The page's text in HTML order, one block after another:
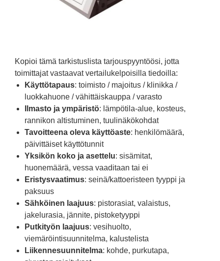
Kopioi tämä tarkistuslista tarjouspyyntöösi, jotta
toimittajat vastaavat vertailukelpoisilla tiedoilla:
Käyttötapaus: toimisto / majoitus / klinikka /
luokkahuone / vähittäiskauppa / varasto
Ilmasto ja ympäristö: lämpötila-alue, kosteus,
rannikon altistuminen, tuulinäkökohdat
Tavoitteena oleva käyttöaste: henkilömäärä,
päivittäiset käyttötunnit
Yksikön koko ja asettelu: sisämitat,
huonemäärä, vessa vaaditaan tai ei
Eristysvaatimus: seinä/kattoeristeen tyyppi ja
paksuus
Sähköinen laajuus: pistorasiat, valaistus,
jakelurasia, jännite, pistoketyyppi
Putkityön laajuus: vesihuolto,
viemäröintisuunnitelma, kalustelista
Liikennesuunnitelma: kohde, purkutapa,